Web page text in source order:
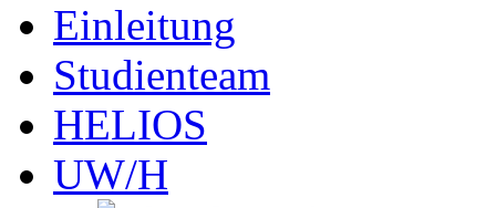
Einleitung
Studienteam
HELIOS
UW/H